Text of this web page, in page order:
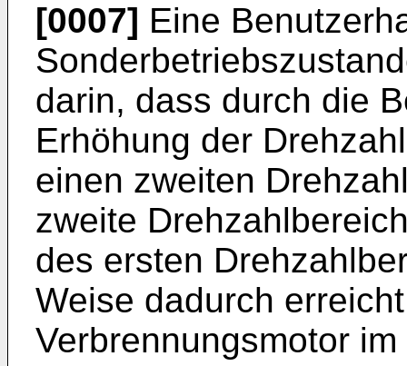
[0007] Eine
darin, dass durch die
Erhöhung der
einen zweiten
zweite
des ersten
Weise dadurch
Verbrennungsmotor